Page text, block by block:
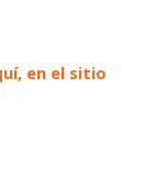
en el sitio